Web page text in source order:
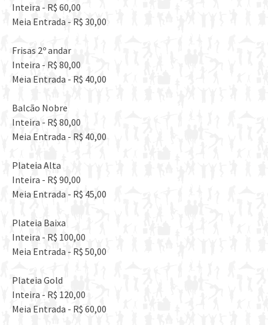
Inteira - R$ 60,00
Meia Entrada - R$ 30,00
Frisas 2º andar
Inteira - R$ 80,00
Meia Entrada - R$ 40,00
Balcão Nobre
Inteira - R$ 80,00
Meia Entrada - R$ 40,00
Plateia Alta
Inteira - R$ 90,00
Meia Entrada - R$ 45,00
Plateia Baixa
Inteira - R$ 100,00
Meia Entrada - R$ 50,00
Plateia Gold
Inteira - R$ 120,00
Meia Entrada - R$ 60,00